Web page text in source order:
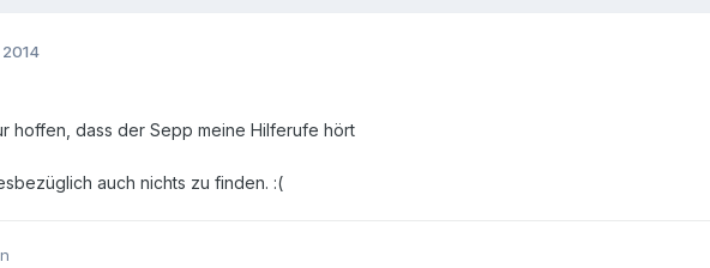
2014
hoffen, dass der Sepp meine Hilferufe hört
auch nichts zu finden. :(